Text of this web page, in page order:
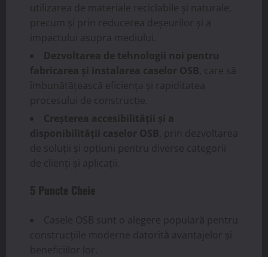
utilizarea de materiale reciclabile și naturale,
precum și prin reducerea deșeurilor și a
impactului asupra mediului.
Dezvoltarea de tehnologii noi pentru
fabricarea și instalarea caselor OSB , care să
îmbunătățească eficiența și rapiditatea
procesului de construcție.
Creșterea accesibilității și a
disponibilității caselor OSB , prin dezvoltarea
de soluții și opțiuni pentru diverse categorii
de clienți și aplicații.
5 Puncte Cheie
Casele OSB sunt o alegere populară pentru
construcțiile moderne datorită avantajelor și
beneficiilor lor.